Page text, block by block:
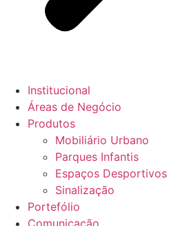
Institucional
Áreas de Negócio
Produtos
Mobiliário Urbano
Parques Infantis
Espaços Desportivos
Sinalização
Portefólio
Comunicação